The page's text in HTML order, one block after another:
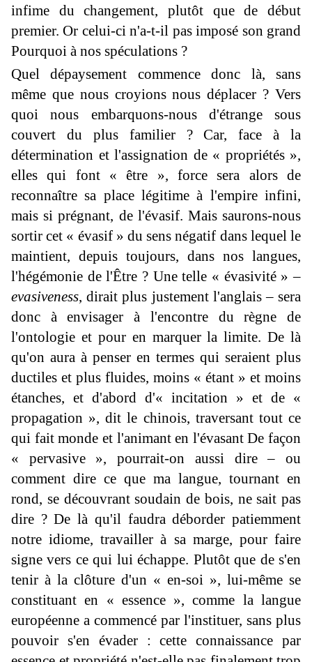
infime du changement, plutôt que de début
premier. Or celui-ci n'a-t-il pas imposé son grand
Pourquoi à nos spéculations ?
Quel dépaysement commence donc là, sans
même que nous croyions nous déplacer ? Vers
quoi nous embarquons-nous d'étrange sous
couvert du plus familier ? Car, face à la
détermination et l'assignation de « propriétés »,
elles qui font « être », force sera alors de
reconnaître sa place légitime à l'empire infini,
mais si prégnant, de l'évasif. Mais saurons-nous
sortir cet « évasif » du sens négatif dans lequel le
maintient, depuis toujours, dans nos langues,
l'hégémonie de l'Être ? Une telle « évasivité » –
evasiveness, dirait plus justement l'anglais – sera
donc à envisager à l'encontre du règne de
l'ontologie et pour en marquer la limite. De là
qu'on aura à penser en termes qui seraient plus
ductiles et plus fluides, moins « étant » et moins
étanches, et d'abord d'« incitation » et de «
propagation », dit le chinois, traversant tout ce
qui fait monde et l'animant en l'évasant De façon
« pervasive », pourrait-on aussi dire – ou
comment dire ce que ma langue, tournant en
rond, se découvrant soudain de bois, ne sait pas
dire ? De là qu'il faudra déborder patiemment
notre idiome, travailler à sa marge, pour faire
signe vers ce qui lui échappe. Plutôt que de s'en
tenir à la clôture d'un « en-soi », lui-même se
constituant en « essence », comme la langue
européenne a commencé par l'instituer, sans plus
pouvoir s'en évader : cette connaissance par